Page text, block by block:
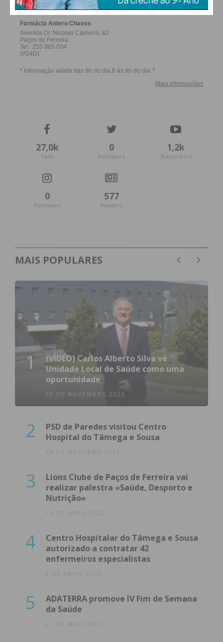
27,0k
Fans
0
Followers
1,2k
Subscribers
0
Followers
577
Readers
MAIS POPULARES
1
(VÍDEO) Carlos Alberto Silva vê
Unidade Local de Saúde como uma
oportunidade
23 DE NOVEMBRO 2023
2
PSD de Paredes visitou Centro
Hospital do Tâmega e Sousa
23 DE OUTUBRO 2023
3
Lions Clube de Paços de Ferreira vai
realizar palestra «Saúde, Desporto e
Nutrição»
14 DE ABRIL 2022
4
Centro Hospitalar do Tâmega e Sousa
autorizado a contratar 42
enfermeiros especialistas
8 DE ABRIL 2022
5
ADATERRA promove IV Fim de Semana
da Saúde
21 DE MAIO 2021